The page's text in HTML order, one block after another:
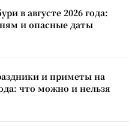
в августе 2026 года:
и опасные даты
и приметы на
что можно и нельзя